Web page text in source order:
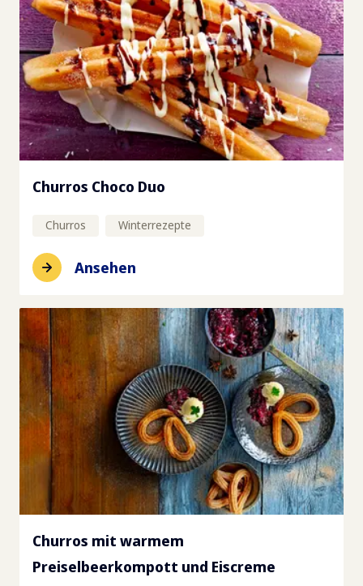
Churros Choco Duo
Churros Winterrezepte
Ansehen
Churros mit warmem
Preiselbeerkompott und Eiscreme